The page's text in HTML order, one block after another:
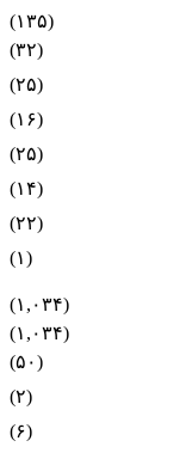
(۱۳۵)
(۳۲)
(۲۵)
(۱۶)
(۲۵)
(۱۴)
(۲۲)
(۱)
(۱,۰۳۴)
(۱,۰۳۴)
(۵۰)
(۲)
(۶)